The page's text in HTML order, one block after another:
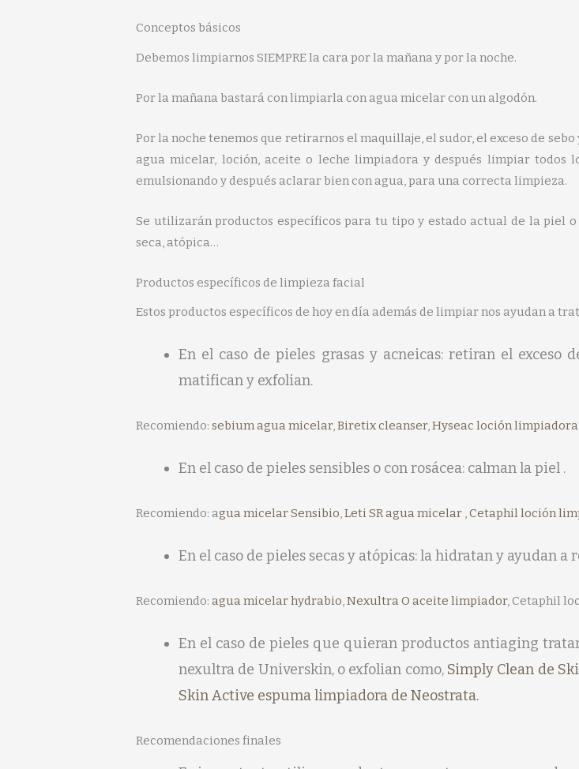
Conceptos básicos
Debemos limpiarnos SIEMPRE la cara por la mañana y por la noche.
Por la mañana bastará con limpiarla con agua micelar con un algodón.
Por la noche tenemos que retirarnos el maquillaje, el sudor, el exceso de
agua micelar, loción, aceite o leche limpiadora y después limpiar todos
emulsionando y después aclarar bien con agua, para una correcta limpieza.
Se utilizarán productos específicos para tu tipo y estado actual de la piel
seca, atópica…
Productos específicos de limpieza facial
Estos productos específicos de hoy en día además de limpiar nos ayudan a
En el caso de pieles grasas y acneicas: retiran el exceso
matifican y exfolian.
Recomiendo:sebium agua micelar,Biretix cleanser,Hyseac loción limpiadora
En el caso de pieles sensibles o con rosácea: calman la piel .
Recomiendo: agua micelar Sensibio,Leti SR agua micelar ,Cetaphil loción
En el caso de pieles secas y atópicas: la hidratan y ayudan
Recomiendo: agua micelar hydrabio,Nexultra O aceite limpiador, Cetaphil
En el caso de pieles que quieran productos antiaging
nexultra de Universkin, o exfolian como, Simply Clean de
Skin Active espuma limpiadora de Neostrata.
Recomendaciones finales